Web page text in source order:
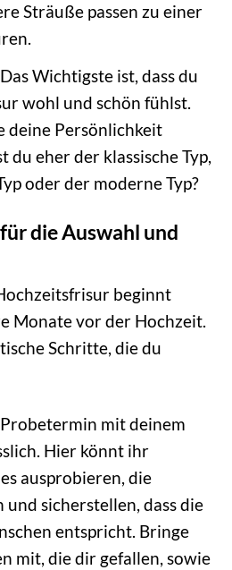
Sträuße passen zu einer
Das Wichtigste ist, dass du
wohl und schön fühlst.
deine Persönlichkeit
du eher der klassische Typ,
oder der moderne Typ?
die Auswahl und
beginnt
Monate vor der Hochzeit.
Schritte, die du
mit deinem
Hier könnt ihr
ausprobieren, die
sicherstellen, dass die
entspricht. Bringe
mit, die dir gefallen, sowie